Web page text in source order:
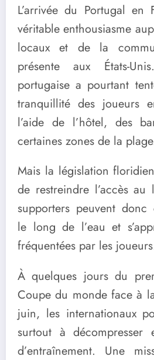
L’arrivée du Portugal en
véritable enthousiasme
locaux et de la
présente aux États-
portugaise a pourtant
tranquillité des joueurs
l’aide de l’hôtel, des
certaines zones de la
Mais la législation
de restreindre l’accès
supporters peuvent
le long de l’eau et
fréquentées par les
À quelques jours du
Coupe du monde face à
juin, les internationaux
surtout à décompresser
d’entraînement. Une